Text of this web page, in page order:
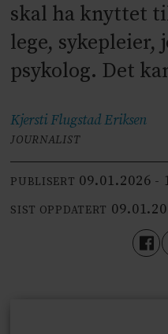
skal ha knyttet
lege, sykepleier,
psykolog. Det
Kjersti FlugstadEriksen
JOURNALIST
PUBLISERT 09.01.2026 -
SIST OPPDATERT